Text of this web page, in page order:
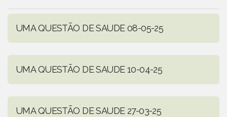
UMA QUESTÃO DE SAUDE 08-05-25
UMA QUESTÃO DE SAUDE 10-04-25
UMA QUESTÃO DE SAUDE 27-03-25